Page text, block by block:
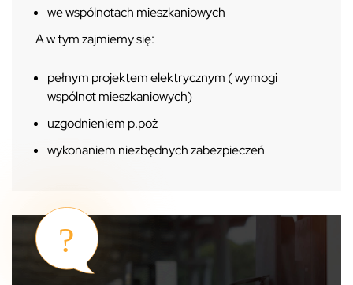
we wspólnotach mieszkaniowych
A w tym zajmiemy się:
pełnym projektem elektrycznym ( wymogi
wspólnot mieszkaniowych)
uzgodnieniem p.poż
wykonaniem niezbędnych zabezpieczeń